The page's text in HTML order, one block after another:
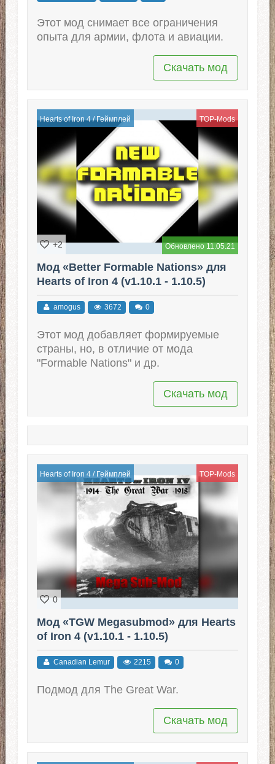
Этот мод снимает все ограничения
опыта для армии, флота и авиации.
Скачать мод
Hearts of Iron 4/Геймплей TOP-Mods
Обновлено 11.05.21
+2
Мод «Better Formable Nations» для
Hearts of Iron 4 (v1.10.1 - 1.10.5)
amogus 3672 0
Этот мод добавляет формируемые
страны, но, в отличие от мода
"Formable Nations" и др.
Скачать мод
Hearts of Iron 4/ Геймплей TOP-Mods
0
Мод «TGW Megasubmod» для Hearts
of Iron 4 (v1.10.1 - 1.10.5)
Canadian Lemur 2215 0
Подмод для The Great War.
Скачать мод